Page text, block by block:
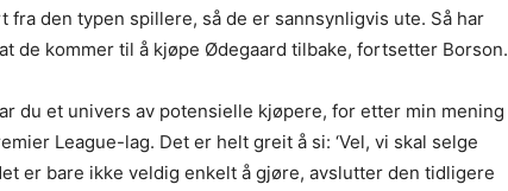
den typen spillere, så de er sannsynligvis ute. Så har
de kommer til å kjøpe Ødegaard tilbake, fortsetter Borson.
du et univers av potensielle kjøpere, for etter min mening
League-lag. Det er helt greit å si: ‘Vel, vi skal selge
er bare ikke veldig enkelt å gjøre, avslutter den tidligere